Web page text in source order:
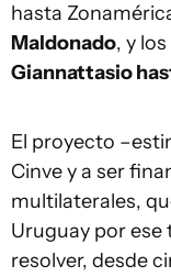
hasta
Maldonado, y
Giannattasio
El proyecto
Cinve y a ser
multilaterales,
Uruguay por ese
resolver, desde